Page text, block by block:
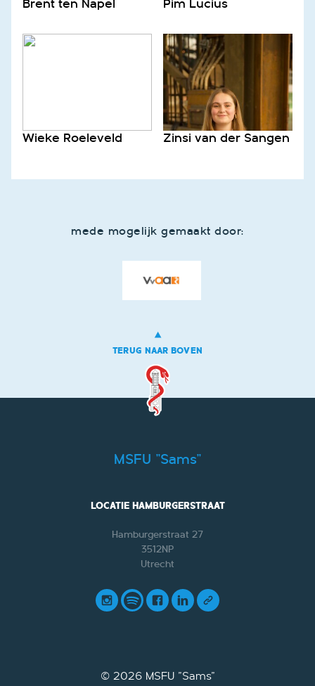
Brent ten Napel Pim Lucius
Wieke Roeleveld Zinsi van der Sangen
mede mogelijk gemaakt door:
TERUG NAAR BOVEN
MSFU "Sams"
LOCATIE HAMBURGERSTRAAT
Hamburgerstraat 27
3512NP
Utrecht
© 2026MSFU "Sams"